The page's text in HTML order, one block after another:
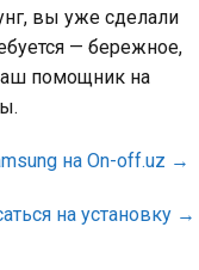
вы уже сделали
— бережное,
помощник на
на On-off.uz →
на установку →